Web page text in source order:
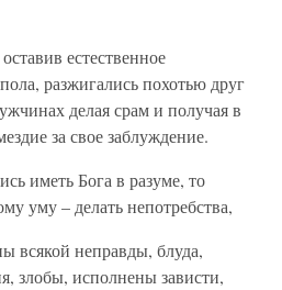
естественное
разжигались похотью друг
делая срам и получая в
за свое заблуждение.
иметь Бога в разуме, то
уму – делать непотребства,
всякой неправды, блуда,
злобы, исполнены зависти,